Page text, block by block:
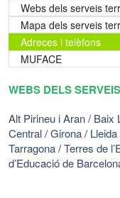
Webs dels serveis
Mapa dels serveis
Adreces i telèfons
MUFACE
WEBS DELS
Alt Pirineu i Aran/ Baix
Central/Girona/ Lleida
Tarragona/Terres de
d’Educació de